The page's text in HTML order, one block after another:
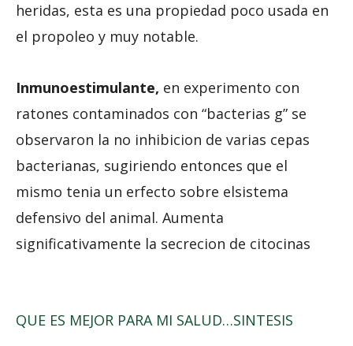
heridas, esta es una propiedad poco usada en
el propoleo y muy notable.
Inmunoestimulante, en experimento con
ratones contaminados con “bacterias g” se
observaron la no inhibicion de varias cepas
bacterianas, sugiriendo entonces que el
mismo tenia un erfecto sobre elsistema
defensivo del animal. Aumenta
significativamente la secrecion de citocinas
QUE ES MEJOR PARA MI SALUD…SINTESIS